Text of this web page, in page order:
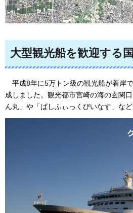
大型観光船を歓迎する
平成8年に5万トン級の観光船が着岸
成しました。観光都市宮崎の海の玄関
ん丸」や「ぱしふぃっくびいなす」な